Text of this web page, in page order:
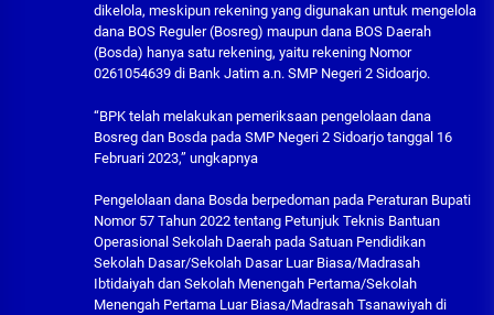
dikelola, meskipun rekening yang digunakan untuk mengelola
dana BOS Reguler (Bosreg) maupun dana BOS Daerah
(Bosda) hanya satu rekening, yaitu rekening Nomor
0261054639 di Bank Jatim a.n. SMP Negeri 2 Sidoarjo.
“BPK telah melakukan pemeriksaan pengelolaan dana
Bosreg dan Bosda pada SMP Negeri 2 Sidoarjo tanggal 16
Februari 2023,” ungkapnya
Pengelolaan dana Bosda berpedoman pada Peraturan Bupati
Nomor 57 Tahun 2022 tentang Petunjuk Teknis Bantuan
Operasional Sekolah Daerah pada Satuan Pendidikan
Sekolah Dasar/Sekolah Dasar Luar Biasa/Madrasah
Ibtidaiyah dan Sekolah Menengah Pertama/Sekolah
Menengah Pertama Luar Biasa/Madrasah Tsanawiyah di